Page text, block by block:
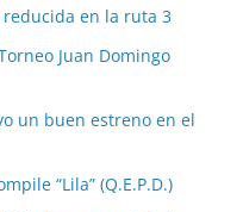
en la ruta 3
Juan Domingo
un buen estreno en el
“Lila” (Q.E.P.D.)